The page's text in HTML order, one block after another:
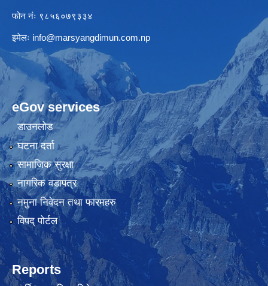
फोन नंः ९८५६०७९३३४
इमेलः info@marsyangdimun.com.np
eGov services
डाउनलोड
घटना दर्ता
सामाजिक सुरक्षा
नागरिक वडापत्र
नमुना निवेदन तथा फारमहरु
विपद् पोर्टल
Reports